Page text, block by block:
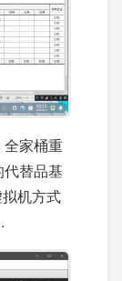
全家桶重
替品基
机方式